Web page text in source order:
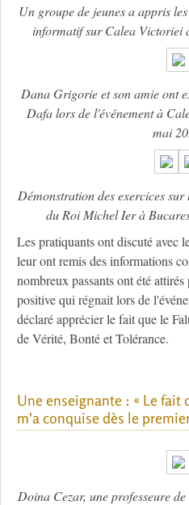
Un groupe de jeunes a appris
informatif sur Calea Victoriei
Dana Grigorie et son amie ont
Dafa lors de l'événement à
mai
Démonstration des exercices
du Roi Michel Ier à
Les pratiquants ont discuté avec
leur ont remis des informations
nombreux passants ont été
positive qui régnait lors de
déclaré apprécier le fait que le
de Vérité, Bonté et Tolérance.
Une enseignante : « Le
m'a conquise dès le
Doina Cezar, une professeure